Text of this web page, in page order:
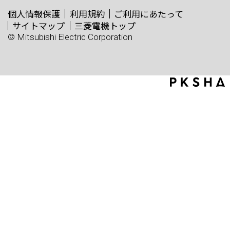
個人情報保護 利用規約
ご利用にあたって
サイトマップ
三菱電機トップ
© Mitsubishi Electric Corporation